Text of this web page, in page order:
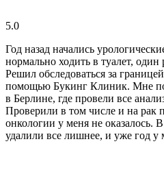
5.0
Год назад начались
нормально ходить в туалет, один
Решил обследоваться за
помощью Букинг Клиник. Мне
в Берлине, где провели все
Проверили в том числе и на рак
онкологии у меня не оказалось.
удалили все лишнее, и уже год у